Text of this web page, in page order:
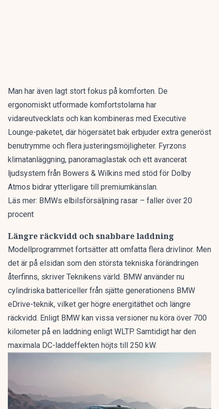
Man har även lagt stort fokus på komforten. De
ergonomiskt utformade komfortstolarna har
vidareutvecklats och kan kombineras med Executive
Lounge-paketet, där högersätet bak erbjuder extra generöst
benutrymme och flera justeringsmöjligheter. Fyrzons
klimatanläggning, panoramaglastak och ett avancerat
ljudsystem från Bowers & Wilkins med stöd för Dolby
Atmos bidrar ytterligare till premiumkänslan.
Läs mer: BMWs elbilsförsäljning rasar – faller över 20
procent
Längre räckvidd och snabbare laddning
Modellprogrammet fortsätter att omfatta flera drivlinor. Men
det är på elsidan som den största tekniska förändringen
återfinns, skriver Teknikens värld. BMW använder nu
cylindriska battericeller från sjätte generationens BMW
eDrive-teknik, vilket ger högre energitäthet och längre
räckvidd. Enligt BMW kan vissa versioner nu köra över 700
kilometer på en laddning enligt WLTP. Samtidigt har den
maximala DC-laddeffekten höjts till 250 kW.